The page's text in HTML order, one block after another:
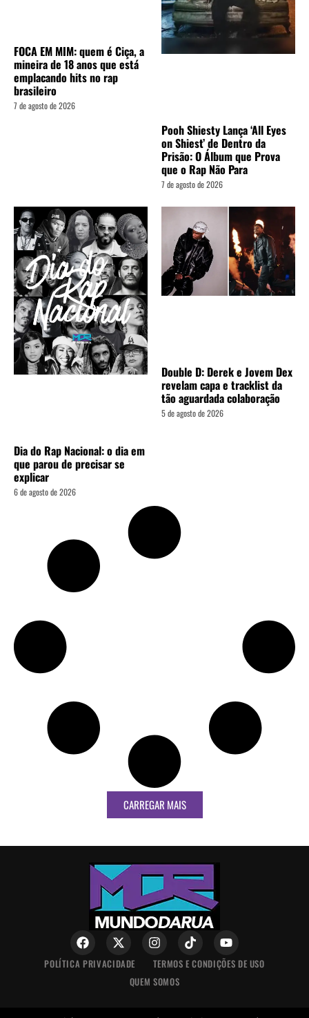
FOCA EM MIM: quem é Ciça, a
mineira de 18 anos que está
emplacando hits no rap
brasileiro
7 de agosto de 2026
Pooh Shiesty Lança ‘All Eyes
on Shiest’ de Dentro da
Prisão: O Álbum que Prova
que o Rap Não Para
7 de agosto de 2026
Dia do Rap Nacional: o dia em
que parou de precisar se
explicar
6 de agosto de 2026
Double D: Derek e Jovem Dex
revelam capa e tracklist da
tão aguardada colaboração
5 de agosto de 2026
CARREGAR MAIS
POLÍTICA PRIVACIDADE
TERMOS E CONDIÇÕES DE USO
QUEM SOMOS